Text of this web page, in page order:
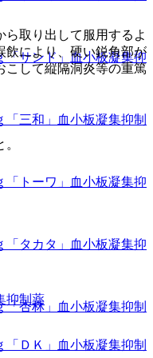
サンド」 血小板凝集抑
三和」
血小板凝集抑制
トーワ」
血小板凝集抑
タカタ」
血小板凝集抑
杏林」
血小板凝集抑制
ら取り出して服用するよ
飲により、硬い鋭角部が
こして縦隔洞炎等の重篤
抑制薬
ＤＫ」
血小板凝集抑制